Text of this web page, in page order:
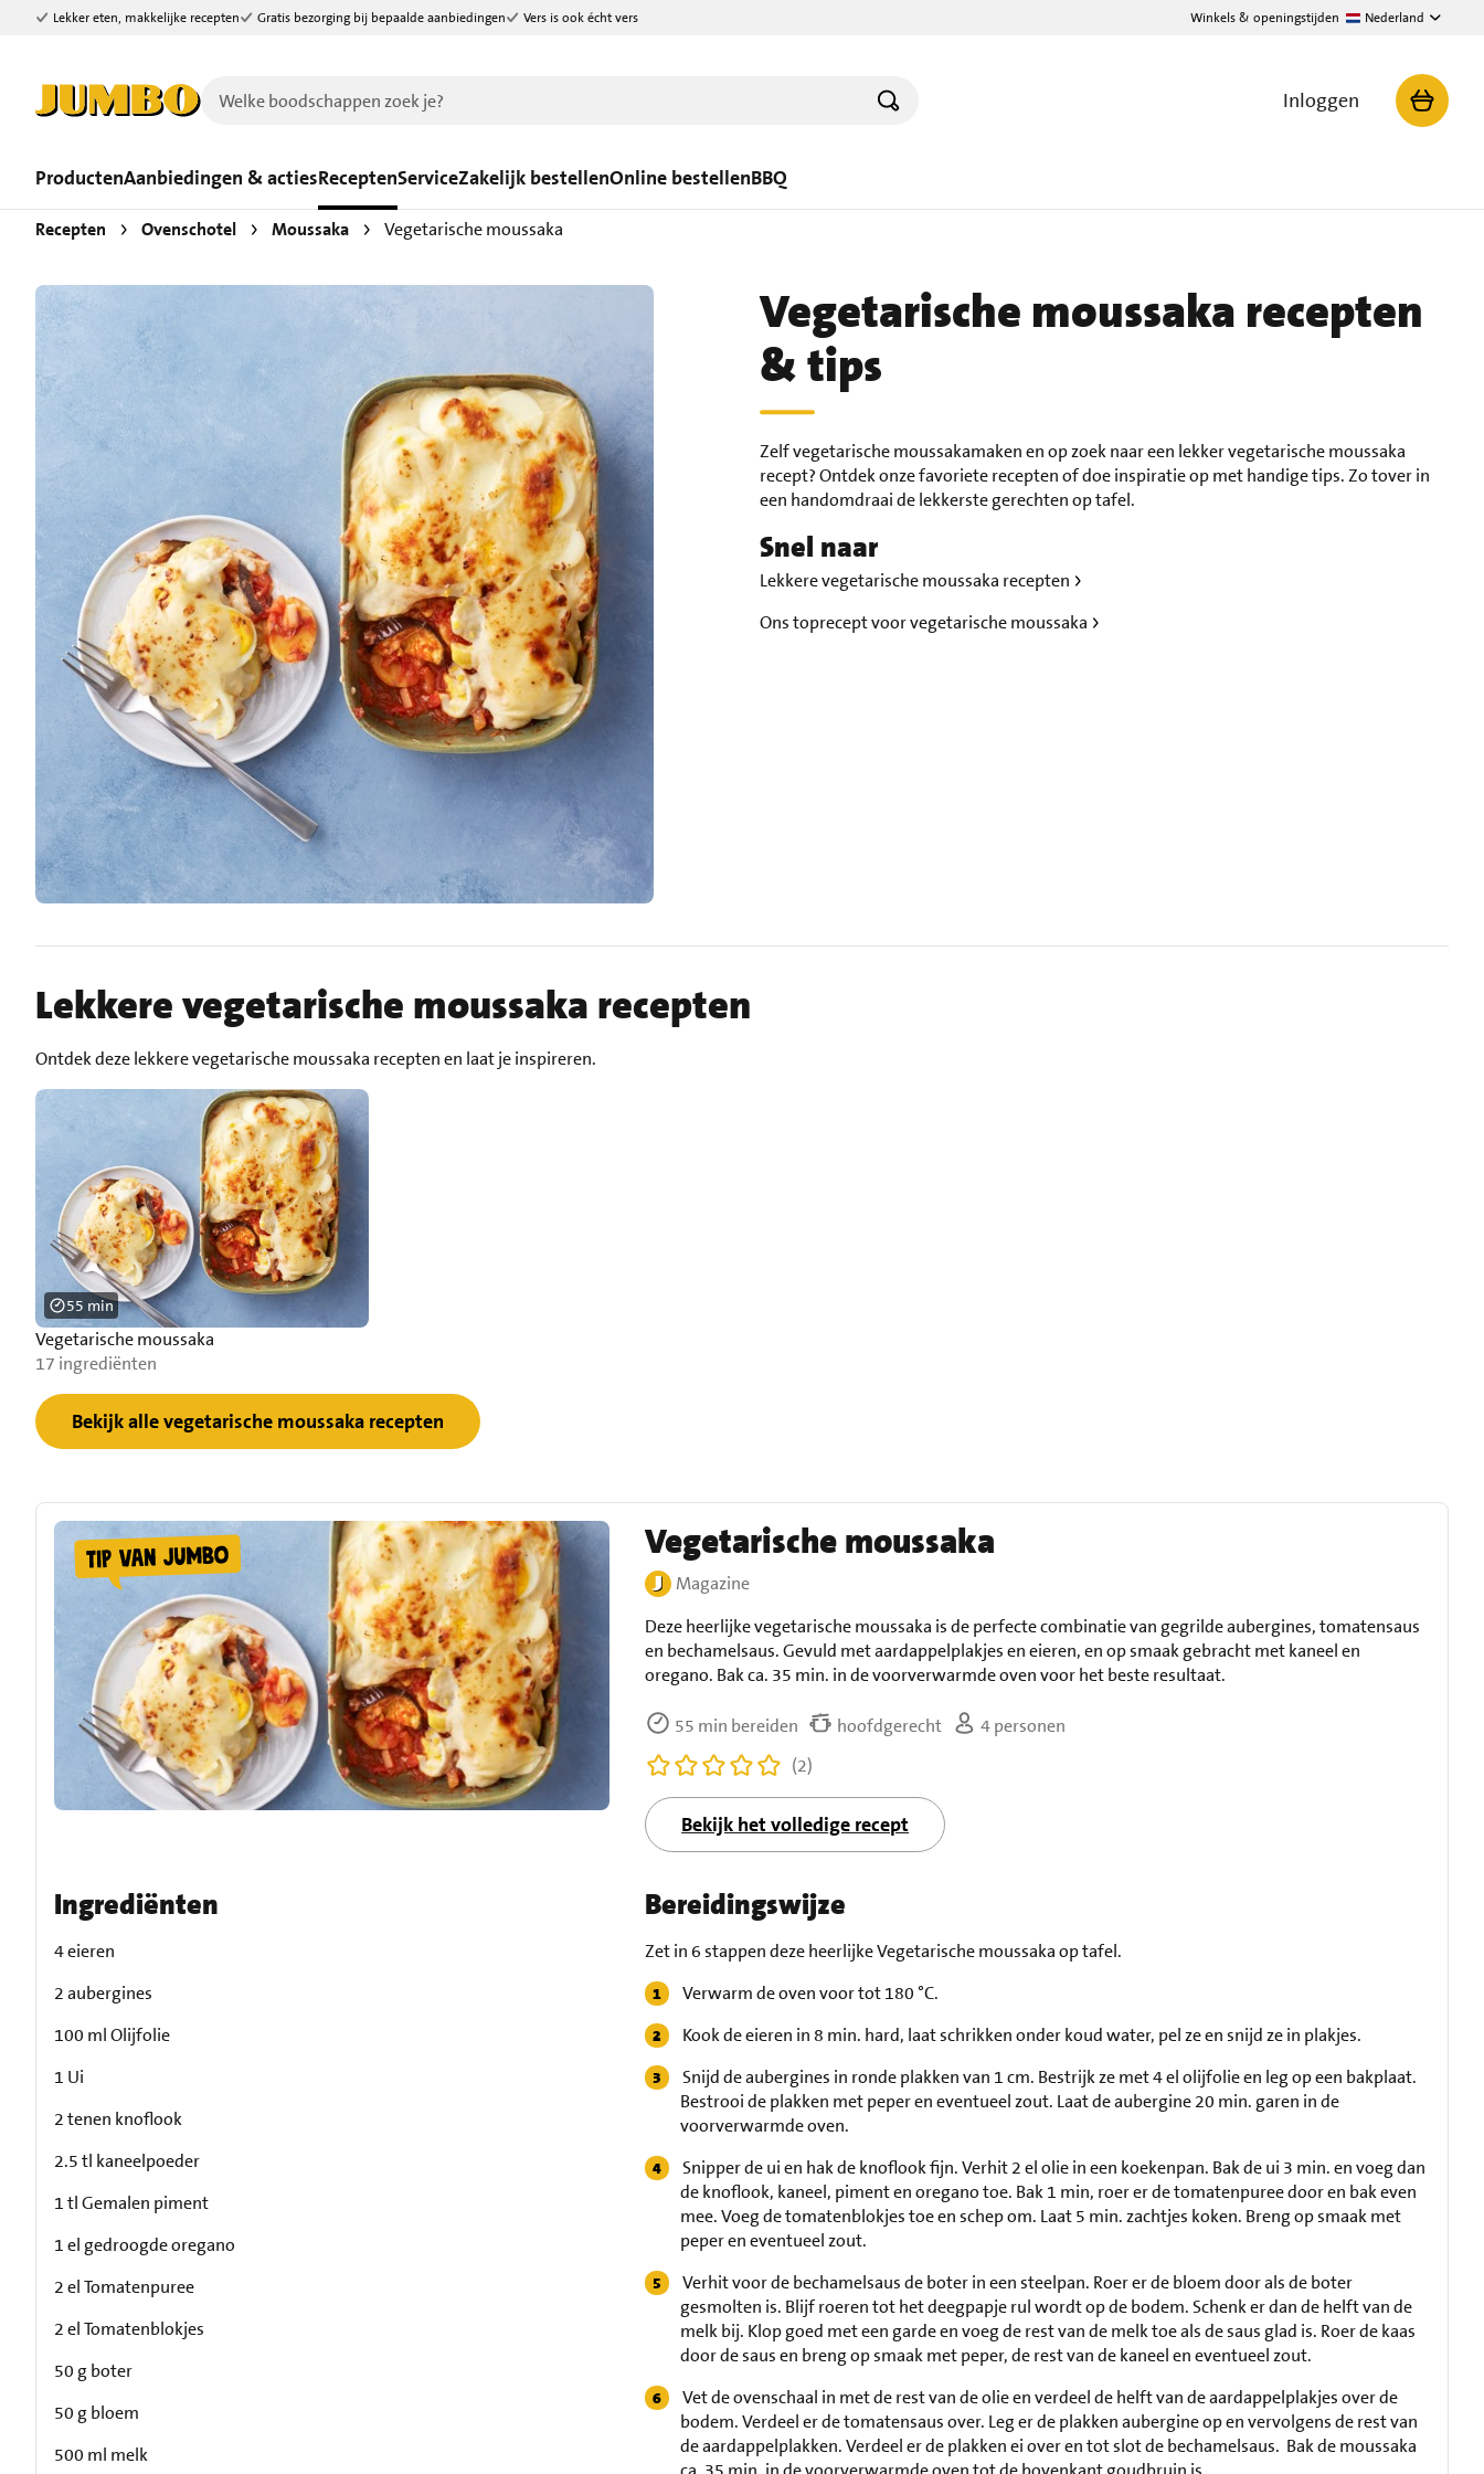
Ga naar zoeken
Ga naar hoofdinhoud
Lekker eten, makkelijke recepten Gratis bezorging bij bepaalde aanbiedingen Vers is ook écht vers Winkels & openingstijden Nederland
Inloggen
ProductenAanbiedingen & actiesReceptenServiceZakelijk bestellenOnline bestellenBBQ
Recepten Ovenschotel Moussaka Vegetarische moussaka
Vegetarische moussaka recepten
& tips
Zelf vegetarische moussakamaken en op zoek naar een lekker vegetarische moussaka
recept? Ontdek onze favoriete recepten of doe inspiratie op met handige tips. Zo tover in
een handomdraai de lekkerste gerechten op tafel.
Snel naar
Lekkere vegetarische moussaka recepten
Ons toprecept voor vegetarische moussaka
Lekkere vegetarische moussaka recepten
Ontdek deze lekkere vegetarische moussaka recepten en laat je inspireren.
Vegetarische moussaka
17 ingrediënten
55 min
Bekijk alle vegetarische moussaka recepten
Vegetarische moussaka
Magazine
Deze heerlijke vegetarische moussaka is de perfecte combinatie van gegrilde aubergines, tomatensaus
en bechamelsaus. Gevuld met aardappelplakjes en eieren, en op smaak gebracht met kaneel en
oregano. Bak ca. 35 min. in de voorverwarmde oven voor het beste resultaat.
55 min bereiden hoofdgerecht
4 personen
(2)
Bekijk het volledige recept
Ingrediënten
4 eieren
2 aubergines
100 ml Olijfolie
1 Ui
2 tenen knoflook
2.5 tl kaneelpoeder
1 tl Gemalen piment
1 el gedroogde oregano
2 el Tomatenpuree
2 el Tomatenblokjes
50 g boter
50 g bloem
500 ml melk
Bereidingswijze
Zet in 6 stappen deze heerlijke Vegetarische moussaka op tafel.
Verwarm de oven voor tot 180 °C.
Kook de eieren in 8 min. hard, laat schrikken onder koud water, pel ze en snijd ze in plakjes.
Snijd de aubergines in ronde plakken van 1 cm. Bestrijk ze met 4 el olijfolie en leg op een bakplaat.
Bestrooi de plakken met peper en eventueel zout. Laat de aubergine 20 min. garen in de
voorverwarmde oven.
Snipper de ui en hak de knoflook fijn. Verhit 2 el olie in een koekenpan. Bak de ui 3 min. en voeg dan
de knoflook, kaneel, piment en oregano toe. Bak 1 min, roer er de tomatenpuree door en bak even
mee. Voeg de tomatenblokjes toe en schep om. Laat 5 min. zachtjes koken. Breng op smaak met
peper en eventueel zout.
Verhit voor de bechamelsaus de boter in een steelpan. Roer er de bloem door als de boter
gesmolten is. Blijf roeren tot het deegpapje rul wordt op de bodem. Schenk er dan de helft van de
melk bij. Klop goed met een garde en voeg de rest van de melk toe als de saus glad is. Roer de kaas
door de saus en breng op smaak met peper, de rest van de kaneel en eventueel zout.
Vet de ovenschaal in met de rest van de olie en verdeel de helft van de aardappelplakjes over de
bodem. Verdeel er de tomatensaus over. Leg er de plakken aubergine op en vervolgens de rest van
de aardappelplakken. Verdeel er de plakken ei over en tot slot de bechamelsaus. Bak de moussaka